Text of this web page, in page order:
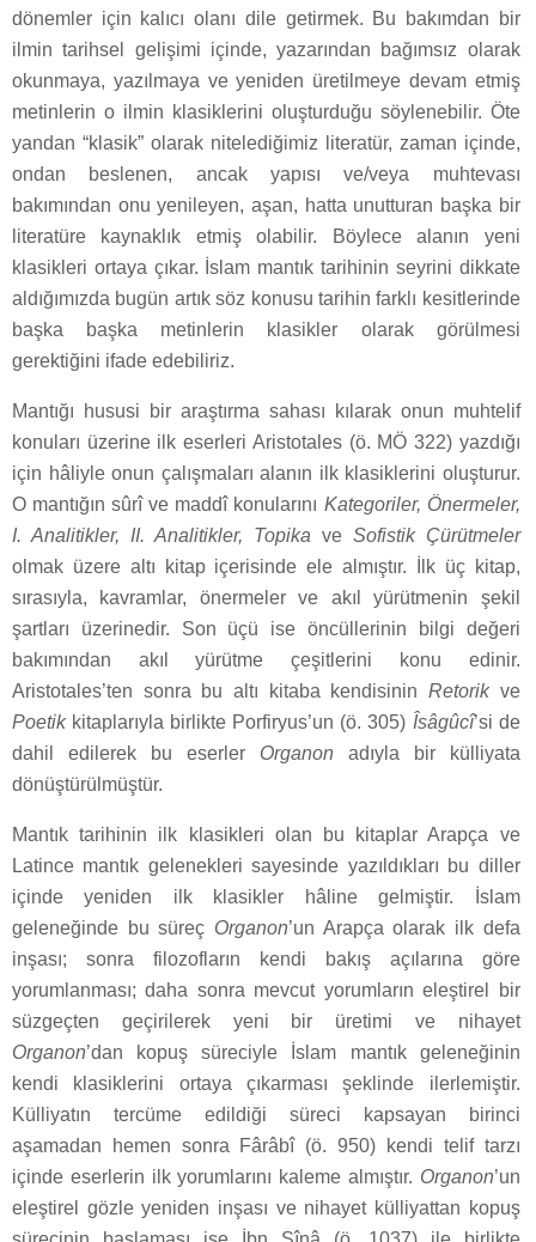
dönemler için kalıcı olanı dile getirmek. Bu bakımdan bir
ilmin tarihsel gelişimi içinde, yazarından bağımsız olarak
okunmaya, yazılmaya ve yeniden üretilmeye devam etmiş
metinlerin o ilmin klasiklerini oluşturduğu söylenebilir. Öte
yandan “klasik” olarak nitelediğimiz literatür, zaman içinde,
ondan beslenen, ancak yapısı ve/veya muhtevası
bakımından onu yenileyen, aşan, hatta unutturan başka bir
literatüre kaynaklık etmiş olabilir. Böylece alanın yeni
klasikleri ortaya çıkar. İslam mantık tarihinin seyrini dikkate
aldığımızda bugün artık söz konusu tarihin farklı kesitlerinde
başka başka metinlerin klasikler olarak görülmesi
gerektiğini ifade edebiliriz.
Mantığı hususi bir araştırma sahası kılarak onun muhtelif
konuları üzerine ilk eserleri Aristotales (ö. MÖ 322) yazdığı
için hâliyle onun çalışmaları alanın ilk klasiklerini oluşturur.
O mantığın sûrî ve maddî konularını Kategoriler, Önermeler,
I. Analitikler, II. Analitikler, Topika veSofistik Çürütmeler
olmak üzere altı kitap içerisinde ele almıştır. İlk üç kitap,
sırasıyla, kavramlar, önermeler ve akıl yürütmenin şekil
şartları üzerinedir. Son üçü ise öncüllerinin bilgi değeri
bakımından akıl yürütme çeşitlerini konu edinir.
Aristotales’ten sonra bu altı kitaba kendisinin Retorikve
Poetikkitaplarıyla birlikte Porfiryus’un (ö. 305) Îsâgûcî’si de
dahil edilerek bu eserler Organonadıyla bir külliyata
dönüştürülmüştür.
Mantık tarihinin ilk klasikleri olan bu kitaplar Arapça ve
Latince mantık gelenekleri sayesinde yazıldıkları bu diller
içinde yeniden ilk klasikler hâline gelmiştir. İslam
geleneğinde bu süreç Organon’un Arapça olarak ilk defa
inşası; sonra filozofların kendi bakış açılarına göre
yorumlanması; daha sonra mevcut yorumların eleştirel bir
süzgeçten geçirilerek yeni bir üretimi ve nihayet
Organon’dan kopuş süreciyle İslam mantık geleneğinin
kendi klasiklerini ortaya çıkarması şeklinde ilerlemiştir.
Külliyatın tercüme edildiği süreci kapsayan birinci
aşamadan hemen sonra Fârâbî (ö. 950) kendi telif tarzı
içinde eserlerin ilk yorumlarını kaleme almıştır. Organon’un
eleştirel gözle yeniden inşası ve nihayet külliyattan kopuş